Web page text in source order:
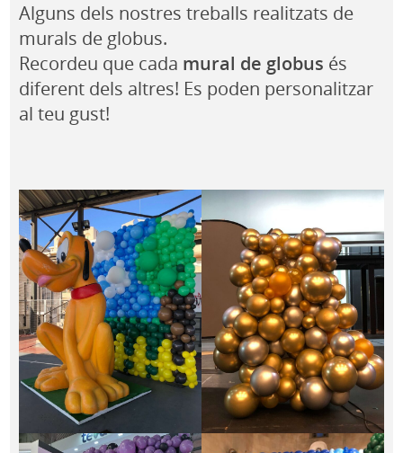
Alguns dels nostres treballs realitzats de
murals de globus.
Recordeu que cada mural de globus és
diferent dels altres! Es poden personalitzar
al teu gust!